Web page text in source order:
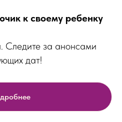
к своему ребенку
Следите за анонсами
дат!